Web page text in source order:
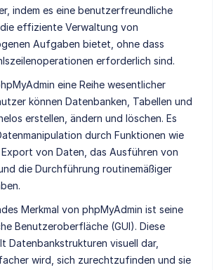
indem es eine benutzerfreundliche
effiziente Verwaltung von
Aufgaben bietet, ohne dass
erforderlich sind.
eine Reihe wesentlicher
können Datenbanken, Tabellen und
erstellen, ändern und löschen. Es
durch Funktionen wie
von Daten, das Ausführen von
die Durchführung routinemäßiger
Merkmal von phpMyAdmin ist seine
Benutzeroberfläche (GUI). Diese
Datenbankstrukturen visuell dar,
wird, sich zurechtzufinden und sie